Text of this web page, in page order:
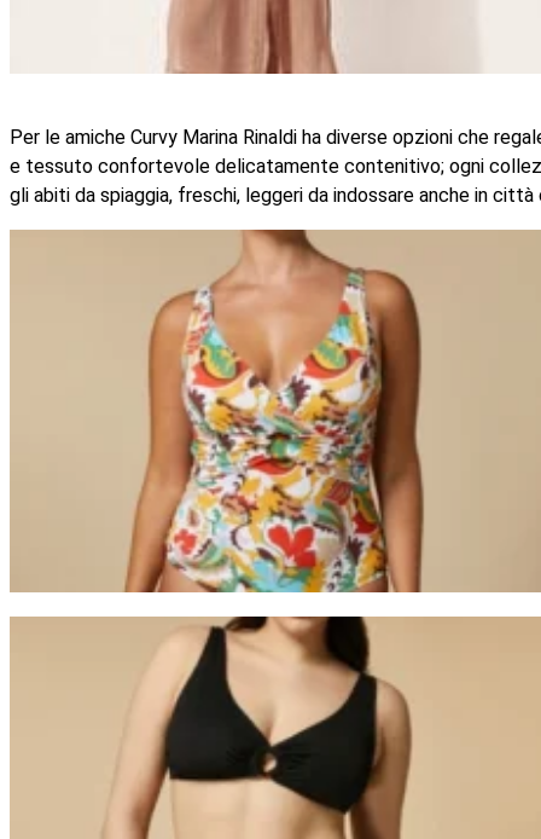
Per le amiche Curvy Marina Rinaldi ha diverse opzioni che
e tessuto confortevole delicatamente contenitivo; ogni
gli abiti da spiaggia, freschi, leggeri da indossare anche in